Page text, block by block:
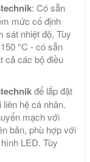
: Có sẵn
mức cố định
sát nhiệt độ, Tùy
°C - có sẵn
cả các bộ điều
để lắp đặt
hệ cá nhân.
mạch với
bản, phù hợp với
LED. Tùy